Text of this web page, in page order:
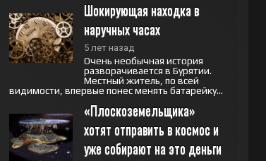
Шокирующая находка в
наручных часах
5 лет назад
Очень необычная история
разворачивается в Бурятии.
Местный житель, по всей
видимости, впервые понес менять батарейку...
«Плоскоземельщика»
хотят отправить в космос и
уже собирают на это деньги